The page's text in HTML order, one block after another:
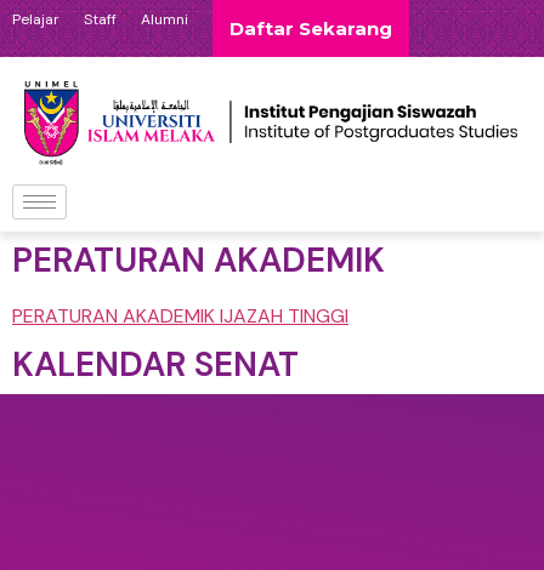
Pelajar Staff Alumni Daftar Sekarang
PERATURAN AKADEMIK
PERATURAN AKADEMIK IJAZAH TINGGI
KALENDAR SENAT